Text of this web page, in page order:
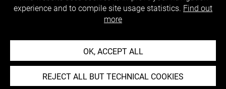
experience and to compile site usage statistics. Find out
more
OK, ACCEPT ALL
REJECT ALL BUT TECHNICAL COOKIES